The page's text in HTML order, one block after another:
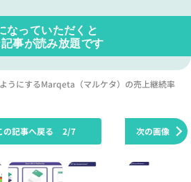
なっていただくと
事が読み放題です
うにするMarqeta（マルケタ）の売上継続率
次の画像
の記事へ戻る 2/7